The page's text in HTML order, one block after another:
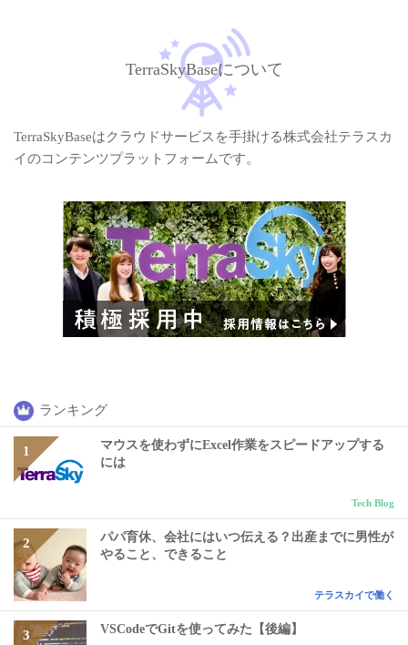
TerraSkyBaseについて
TerraSkyBaseはクラウドサービスを手掛ける株式会社テラスカ
イのコンテンツプラットフォームです。
ランキング
マウスを使わずにExcel作業をスピードアップする
には
Tech Blog
パパ育休、会社にはいつ伝える？出産までに男性が
やること、できること
テラスカイで働く
VSCodeでGitを使ってみた【後編】